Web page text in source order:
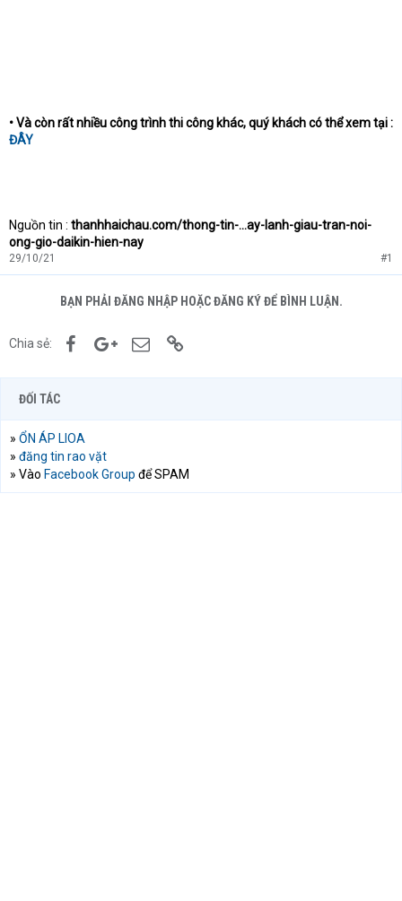
• Và còn rất nhiều công trình thi công khác, quý khách có thể xem tại :
ĐÂY
Nguồn tin : thanhhaichau.com/thong-tin-...ay-lanh-giau-tran-noi-
ong-gio-daikin-hien-nay
29/10/21 #1
BẠN PHẢI ĐĂNG NHẬP HOẶC ĐĂNG KÝ ĐỂ BÌNH LUẬN.
Chia sẻ: FacebookGoogle+Email
ĐỐI TÁC
» ỔN ÁP LIOA
» đăng tin rao vặt
» Vào Facebook Group để SPAM